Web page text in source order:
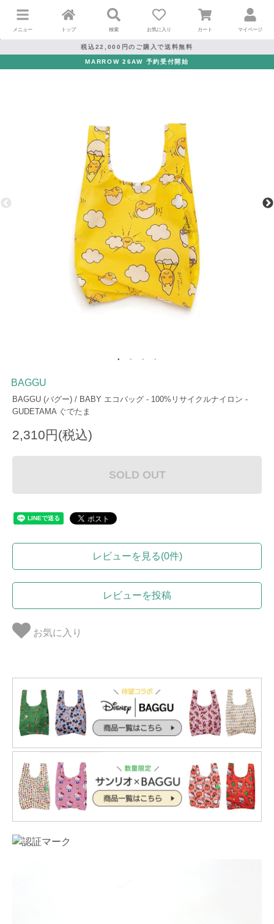
メニュー トップ 検索 お気に入り カート マイページ
税込22,000円のご購入で送料無料
MARROW 26AW 予約受付開始
BAGGU
BAGGU (バグー) / BABY エコバッグ - 100%リサイクルナイロン -
GUDETAMA ぐでたま
2,310円(税込)
SOLD OUT
レビューを見る(0件)
レビューを投稿
お気に入り